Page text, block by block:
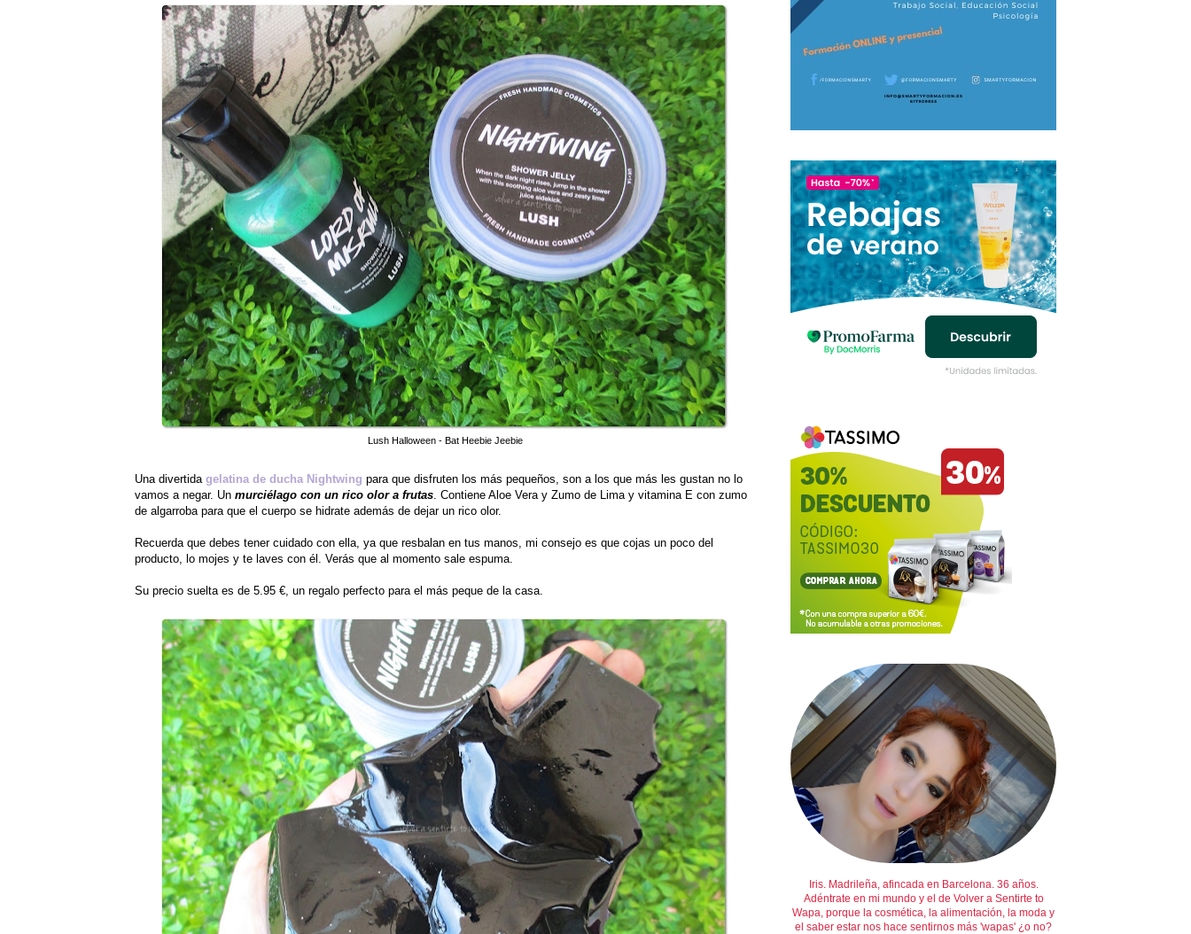
Lush Halloween - Bat Heebie Jeebie
Una divertida gelatina de ducha Nightwing para que disfruten los más pequeños, son a los que más les gustan no lo
vamos a negar. Un murciélago con un rico olor a frutas. Contiene Aloe Vera y Zumo de Lima y vitamina E con zumo
de algarroba para que el cuerpo se hidrate además de dejar un rico olor.
Recuerda que debes tener cuidado con ella, ya que resbalan en tus manos, mi consejo es que cojas un poco del
producto, lo mojes y te laves con él. Verás que al momento sale espuma.
Su precio suelta es de 5.95 €, un regalo perfecto para el más peque de la casa.
Iris. Madrileña, afincada en Barcelona. 36 años.
Adéntrate en mi mundo y el de Volver a Sentirte to
Wapa, porque la cosmética, la alimentación, la moda y
el saber estar nos hace sentirnos más 'wapas' ¿o no?